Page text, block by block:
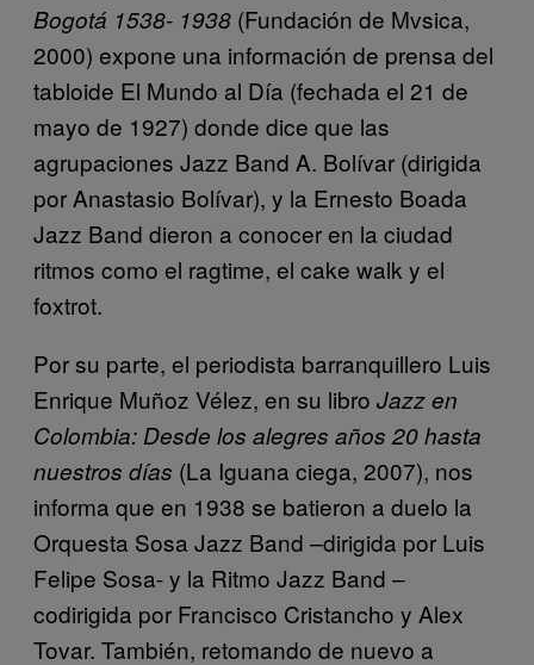
Bogotá 1538- 1938 (Fundación de Mvsica,
2000) expone una información de prensa del
tabloide El Mundo al Día (fechada el 21 de
mayo de 1927) donde dice que las
agrupaciones Jazz Band A. Bolívar (dirigida
por Anastasio Bolívar), y la Ernesto Boada
Jazz Band dieron a conocer en la ciudad
ritmos como el ragtime, el cake walk y el
foxtrot.
Por su parte, el periodista barranquillero Luis
Enrique Muñoz Vélez, en su libro Jazz en
Colombia: Desde los alegres años 20 hasta
nuestros días (La Iguana ciega, 2007), nos
informa que en 1938 se batieron a duelo la
Orquesta Sosa Jazz Band –dirigida por Luis
Felipe Sosa- y la Ritmo Jazz Band –
codirigida por Francisco Cristancho y Alex
Tovar. También, retomando de nuevo a